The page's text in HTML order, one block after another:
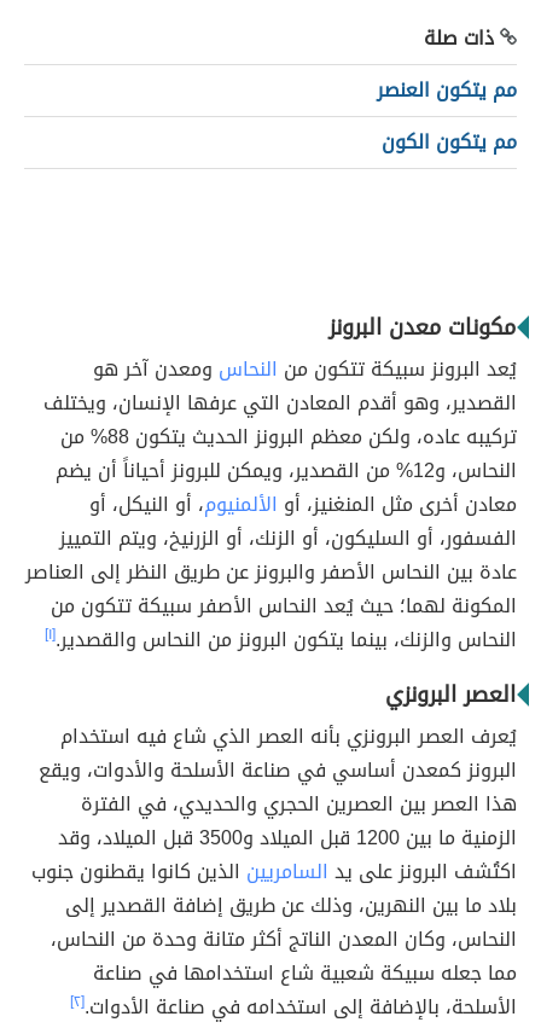
ذات صلة
مم يتكون العنصر
مم يتكون الكون
مكونات معدن البرونز
يُعد البرونز سبيكة تتكون من النحاس ومعدن آخر هو
القصدير، وهو أقدم المعادن التي عرفها الإنسان، ويختلف
تركيبه عاده، ولكن معظم البرونز الحديث يتكون 88% من
النحاس، و12% من القصدير، ويمكن للبرونز أحياناً أن يضم
معادن أخرى مثل المنغنيز، أو الألمنيوم، أو النيكل، أو
الفسفور، أو السليكون، أو الزنك، أو الزرنيخ، ويتم التمييز
عادة بين النحاس الأصفر والبرونز عن طريق النظر إلى العناصر
المكونة لهما؛ حيث يُعد النحاس الأصفر سبيكة تتكون من
النحاس والزنك، بينما يتكون البرونز من النحاس والقصدير.[١]
العصر البرونزي
يُعرف العصر البرونزي بأنه العصر الذي شاع فيه استخدام
البرونز كمعدن أساسي في صناعة الأسلحة والأدوات، ويقع
هذا العصر بين العصرين الحجري والحديدي، في الفترة
الزمنية ما بين 1200 قبل الميلاد و3500 قبل الميلاد، وقد
اكتُشف البرونز على يد السامريين الذين كانوا يقطنون جنوب
بلاد ما بين النهرين، وذلك عن طريق إضافة القصدير إلى
النحاس، وكان المعدن الناتج أكثر متانة وحدة من النحاس،
مما جعله سبيكة شعبية شاع استخدامها في صناعة
الأسلحة، بالإضافة إلى استخدامه في صناعة الأدوات.[٢]